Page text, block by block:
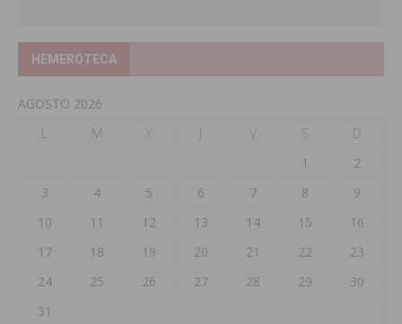
HEMEROTECA
AGOSTO 2026
L
M X J V S
D
1
2
3
4 5 6 7 8
9
10
11 12 13 14 15
16
17
18 19 20 21 22
23
24
25 26 27 28 29
30
31